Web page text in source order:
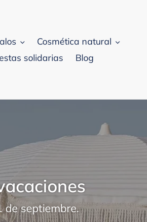
Cosmética natural
solidarias Blog
de septiembre.